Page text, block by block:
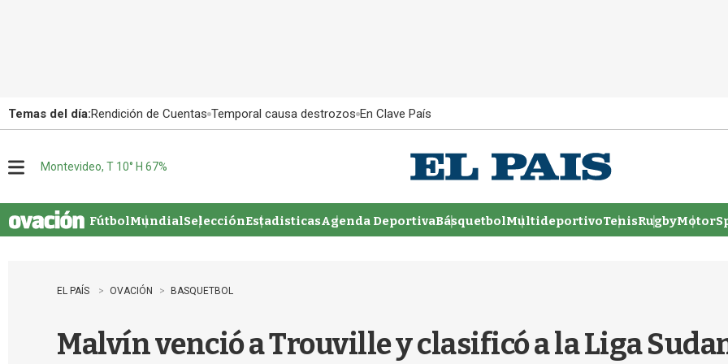
Temas del día:Rendición de Cuentas Temporal causa destrozos En Clave País
u
Montevideo, T 10° H 67%
FútbolMundialSelecciónEstadisticasAgenda DeportivaBásquetbolMultideportivoTenisRugby
EL PAÍS OVACIÓN BASQUETBOL
Malvín venció a Trouville y clasificó a la Liga